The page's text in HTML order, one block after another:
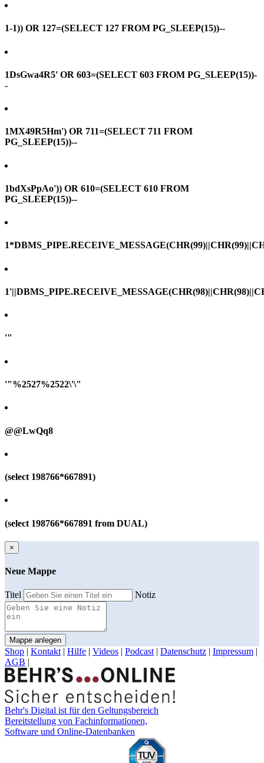
1-1)) OR 127=(SELECT 127 FROM PG_SLEEP(15))--
1DsGwa4R5' OR 603=(SELECT 603 FROM PG_SLEEP(15))-
-
1MX49R5Hm') OR 711=(SELECT 711 FROM
PG_SLEEP(15))--
1bdXsPpAo')) OR 610=(SELECT 610 FROM
PG_SLEEP(15))--
'"
'"%2527%2522\'\"
@@LwQq8
(select 198766*667891)
(select 198766*667891 from DUAL)
×
Neue Mappe
Titel Notiz
Mappe anlegen
Shop | Kontakt | Hilfe | Videos | Podcast | Datenschutz | Impressum |
AGB |
Behr's Digital ist für den Geltungsbereich
Bereitstellung von Fachinformationen,
Software und Online-Datenbanken